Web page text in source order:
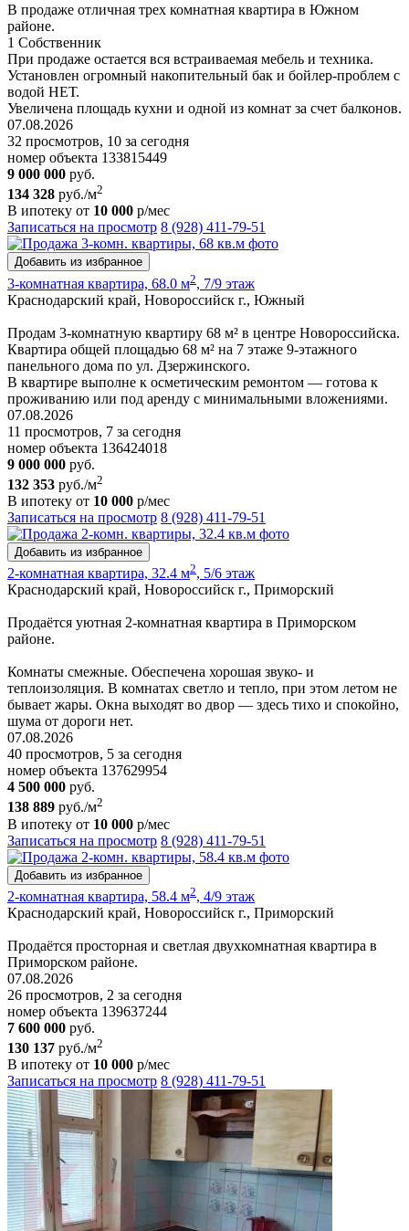
В продаже отличная трех комнатная квартира в Южном
районе.
1 Собственник
При продаже остается вся встраиваемая мебель и техника.
Установлен огромный накопительный бак и бойлер-проблем с
водой НЕТ.
Увеличена площадь кухни и одной из комнат за счет балконов.
07.08.2026
32 просмотров, 10 за сегодня
номер объекта 133815449
9 000 000 руб.
134 328 руб./м2
В ипотеку от 10 000 р/мес
Записаться на просмотр 8 (928) 411-79-51
Добавить из избранное
3-комнатная квартира, 68.0 м2, 7/9 этаж
Краснодарский край, Новороссийск г., Южный
Продам 3-комнатную квартиру 68 м² в центре Новороссийска.
Квартира общей площадью 68 м² на 7 этаже 9-этажного
панельного дома по ул. Дзержинского.
В квартире выполне к осметическим ремонтом — готова к
проживанию или под аренду с минимальными вложениями.
07.08.2026
11 просмотров, 7 за сегодня
номер объекта 136424018
9 000 000 руб.
132 353 руб./м2
В ипотеку от 10 000 р/мес
Записаться на просмотр 8 (928) 411-79-51
Добавить из избранное
2-комнатная квартира, 32.4 м2, 5/6 этаж
Краснодарский край, Новороссийск г., Приморский
Продаётся уютная 2-комнатная квартира в Приморском
районе.
Комнаты смежные. Обеспечена хорошая звуко- и
теплоизоляция. В комнатах светло и тепло, при этом летом не
бывает жары. Окна выходят во двор — здесь тихо и спокойно,
шума от дороги нет.
07.08.2026
40 просмотров, 5 за сегодня
номер объекта 137629954
4 500 000 руб.
138 889 руб./м2
В ипотеку от 10 000 р/мес
Записаться на просмотр 8 (928) 411-79-51
Добавить из избранное
2-комнатная квартира, 58.4 м2, 4/9 этаж
Краснодарский край, Новороссийск г., Приморский
Продаётся просторная и светлая двухкомнатная квартира в
Приморском районе.
07.08.2026
26 просмотров, 2 за сегодня
номер объекта 139637244
7 600 000 руб.
130 137 руб./м2
В ипотеку от 10 000 р/мес
Записаться на просмотр 8 (928) 411-79-51